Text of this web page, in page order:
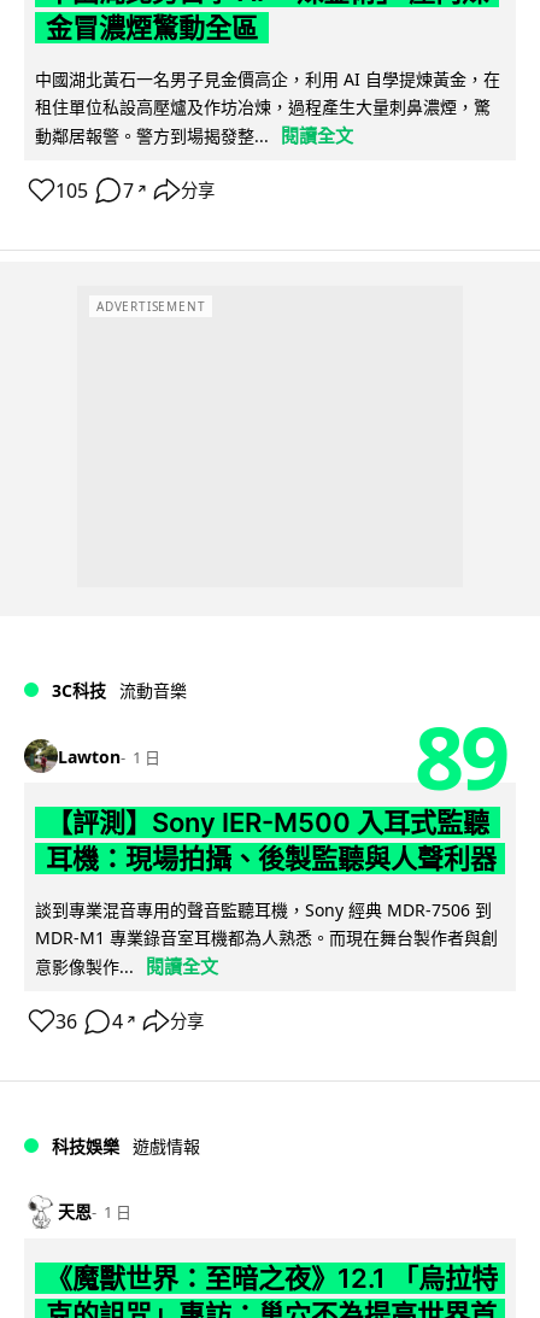
金冒濃煙驚動全區
中國湖北黃石一名男子見金價高企，利用 AI 自學提煉黃金，在
租住單位私設高壓爐及作坊冶煉，過程產生大量刺鼻濃煙，驚
動鄰居報警。警方到場揭發整...
閱讀全文
105 7 ↗ 分享
ADVERTISEMENT
3C科技 流動音樂
Lawton 1 日 89
【評測】Sony IER-M500 入耳式監聽
耳機：現場拍攝、後製監聽與人聲利器
談到專業混音專用的聲音監聽耳機，Sony 經典 MDR-7506 到
MDR-M1 專業錄音室耳機都為人熟悉。而現在舞台製作者與創
意影像製作...
閱讀全文
36 4 ↗ 分享
科技娛樂 遊戲情報
天恩 1 日
《魔獸世界：至暗之夜》12.1 「烏拉特